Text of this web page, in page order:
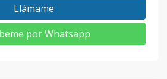
Llámame
por Whatsapp